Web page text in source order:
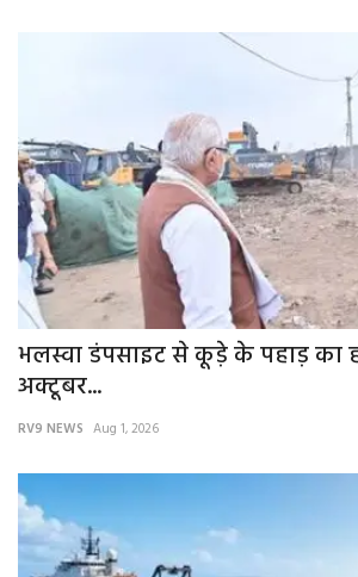
भलस्वा डंपसाइट से कूड़े के पहाड़ का
अक्टूबर...
RV9 NEWS Aug 1, 2026